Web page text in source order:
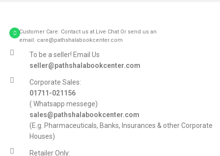
Customer Care: Contact us at Live Chat Or send us an
email: care@pathshalabookcenter.com
To be a seller! Email Us
seller@pathshalabookcenter.com
Corporate Sales:
01711-021156
( Whatsapp messege)
sales@pathshalabookcenter.com
(E.g. Pharmaceuticals, Banks, Insurances & other Corporate
Houses)
Retailer Only: